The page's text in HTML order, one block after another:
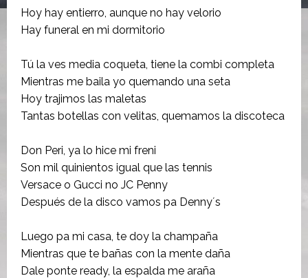
Hoy hay entierro, aunque no hay velorio
Hay funeral en mi dormitorio
Tú la ves media coqueta, tiene la combi completa
Mientras me baila yo quemando una seta
Hoy trajimos las maletas
Tantas botellas con velitas, quemamos la discoteca
Don Peri, ya lo hice mi freni
Son mil quinientos igual que las tennis
Versace o Gucci no JC Penny
Después de la disco vamos pa Denny´s
Luego pa mi casa, te doy la champaña
Mientras que te bañas con la mente daña
Dale ponte ready, la espalda me araña